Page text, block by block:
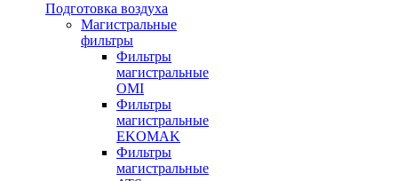
Подготовка воздуха
Магистральные
фильтры
Фильтры
магистральные
OMI
Фильтры
магистральные
EKOMAK
Фильтры
магистральные